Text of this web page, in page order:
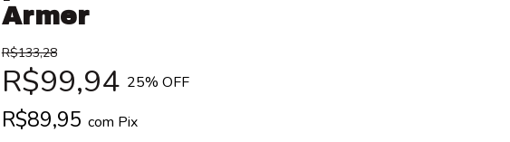
Armer
R$133,28
R$99,94 25% OFF
R$89,95 com Pix